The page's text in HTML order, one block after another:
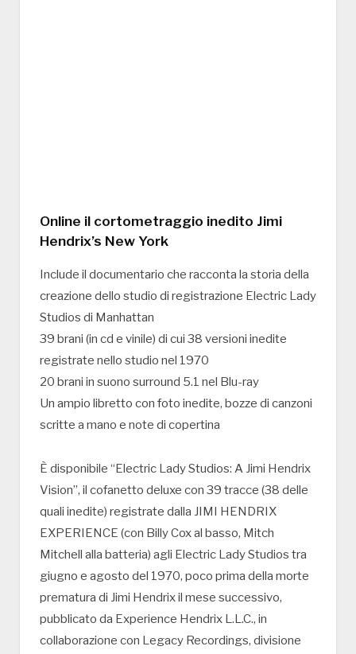
Online il cortometraggio inedito Jimi
Hendrix’s New York
Include il documentario che racconta la storia della
creazione dello studio di registrazione Electric Lady
Studios di Manhattan
39 brani (in cd e vinile) di cui 38 versioni inedite
registrate nello studio nel 1970
20 brani in suono surround 5.1 nel Blu-ray
Un ampio libretto con foto inedite, bozze di canzoni
scritte a mano e note di copertina
È disponibile “Electric Lady Studios: A Jimi Hendrix
Vision”, il cofanetto deluxe con 39 tracce (38 delle
quali inedite) registrate dalla JIMI HENDRIX
EXPERIENCE (con Billy Cox al basso, Mitch
Mitchell alla batteria) agli Electric Lady Studios tra
giugno e agosto del 1970, poco prima della morte
prematura di Jimi Hendrix il mese successivo,
pubblicato da Experience Hendrix L.L.C., in
collaborazione con Legacy Recordings, divisione